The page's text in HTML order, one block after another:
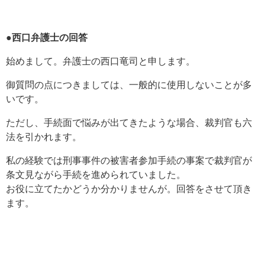
●西口弁護士の回答
始めまして。弁護士の西口竜司と申します。
御質問の点につきましては、一般的に使用しないことが多
いです。
ただし、手続面で悩みが出てきたような場合、裁判官も六
法を引かれます。
私の経験では刑事事件の被害者参加手続の事案で裁判官が
条文見ながら手続を進められていました。
お役に立てたかどうか分かりませんが。回答をさせて頂き
ます。